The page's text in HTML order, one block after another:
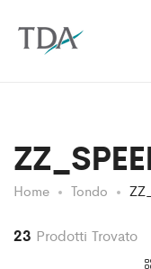
Home Tondo
23 Prodotti Trovato